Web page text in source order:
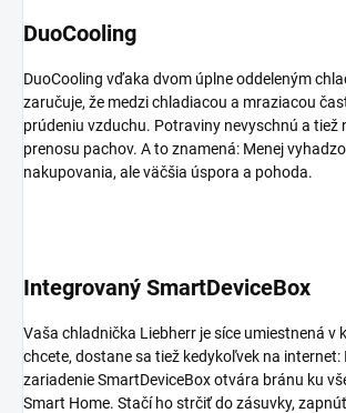
DuoCooling
DuoCooling vďaka dvom úplne oddeleným
zaručuje, že medzi chladiacou a mraziacou
prúdeniu vzduchu. Potraviny nevyschnú a tiež
prenosu pachov. A to znamená: Menej
nakupovania, ale väčšia úspora a pohoda.
Integrovaný SmartDeviceBox
Vaša chladnička Liebherr je síce umiestnená v
chcete, dostane sa tiež kedykoľvek na
zariadenie SmartDeviceBox otvára bránu ku
Smart Home. Stačí ho strčiť do zásuvky,